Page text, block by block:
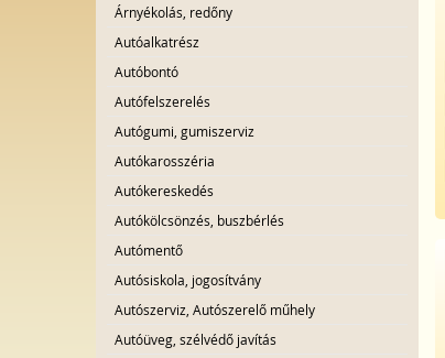
Árnyékolás, redőny
Autóalkatrész
Autóbontó
Autófelszerelés
Autógumi, gumiszerviz
Autókarosszéria
Autókereskedés
Autókölcsönzés, buszbérlés
Autómentő
Autósiskola, jogosítvány
Autószerviz, Autószerelő műhely
Autóüveg, szélvédő javítás